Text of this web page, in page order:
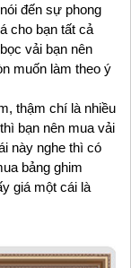
đến sự phong
cho bạn tất cả
vải bạn nên
muốn làm theo ý
thậm chí là nhiều
bạn nên mua vải
này nghe thì có
bảng ghim
giá một cái là